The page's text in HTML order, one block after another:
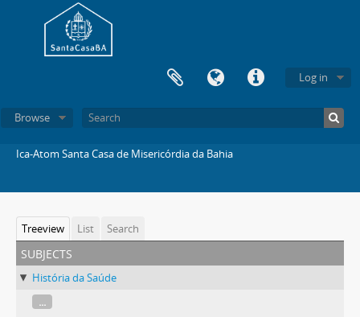
Log in
Browse
Ica-Atom Santa Casa de Misericórdia da Bahia
Treeview List Search
subjects
História da Saúde
...